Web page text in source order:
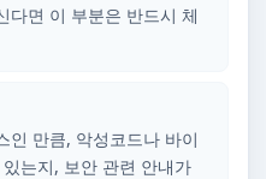
다면 이 부분은 반드시 체
인 만큼, 악성코드나 바이
는지, 보안 관련 안내가